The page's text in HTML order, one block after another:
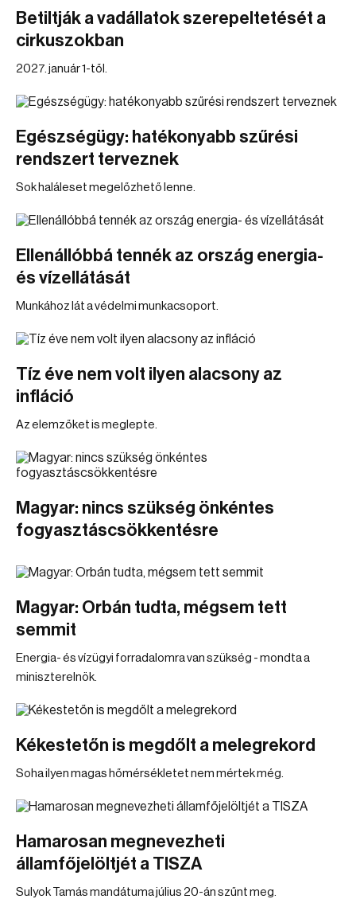
Betiltják a vadállatok szerepeltetését a
cirkuszokban
2027. január 1-től.
Egészségügy: hatékonyabb szűrési
rendszert terveznek
Sok haláleset megelőzhető lenne.
Ellenállóbbá tennék az ország energia-
és vízellátását
Munkához lát a védelmi munkacsoport.
Tíz éve nem volt ilyen alacsony az
infláció
Az elemzőket is meglepte.
Magyar: nincs szükség önkéntes
fogyasztáscsökkentésre
Magyar: Orbán tudta, mégsem tett
semmit
Energia- és vízügyi forradalomra van szükség - mondta a
miniszterelnök.
Kékestetőn is megdőlt a melegrekord
Soha ilyen magas hőmérsékletet nem mértek még.
Hamarosan megnevezheti
államfőjelöltjét a TISZA
Sulyok Tamás mandátuma július 20-án szűnt meg.